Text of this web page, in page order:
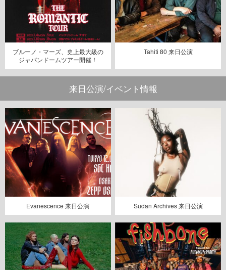
ブルーノ・マーズ、史上最大級の
ジャパンドームツアー開催！
Tahiti 80 来日公演
来日公演/イベント情報
Evanescence 来日公演 Sudan Archives 来日公演